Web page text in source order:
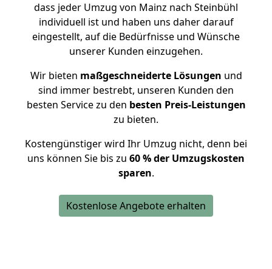
dass jeder Umzug von Mainz nach Steinbühl
individuell ist und haben uns daher darauf
eingestellt, auf die Bedürfnisse und Wünsche
unserer Kunden einzugehen.
Wir bieten maßgeschneiderte Lösungen und
sind immer bestrebt, unseren Kunden den
besten Service zu den besten Preis-Leistungen
zu bieten.
Kostengünstiger wird Ihr Umzug nicht, denn bei
uns können Sie bis zu 60 % der Umzugskosten
sparen.
Kostenlose Angebote erhalten